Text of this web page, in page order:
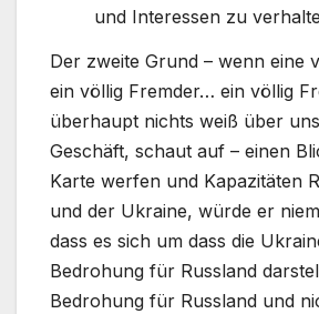
und Interessen zu
Der zweite Grund – wenn eine
ein völlig Fremder… ein völlig
überhaupt nichts weiß über
Geschäft, schaut auf – einen
Karte werfen und Kapazitäten
und der Ukraine, würde er
dass es sich um dass die
Bedrohung für Russland
Bedrohung für Russland und